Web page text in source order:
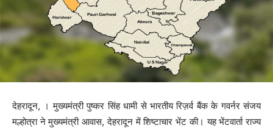
देहरादून, । मुख्यमंत्री पुष्कर सिंह धामी से भारतीय रिज़र्व बैंक के गवर्नर संजय
मल्होत्रा ने मुख्यमंत्री आवास, देहरादून में शिष्टाचार भेंट की। यह भेंटवार्ता राज्य